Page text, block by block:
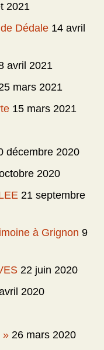
2021
Dédale 14 avril
avril 2021
mars 2021
15 mars 2021
décembre 2020
2020
21 septembre
à Grignon 9
22 juin 2020
2020
» 26 mars 2020